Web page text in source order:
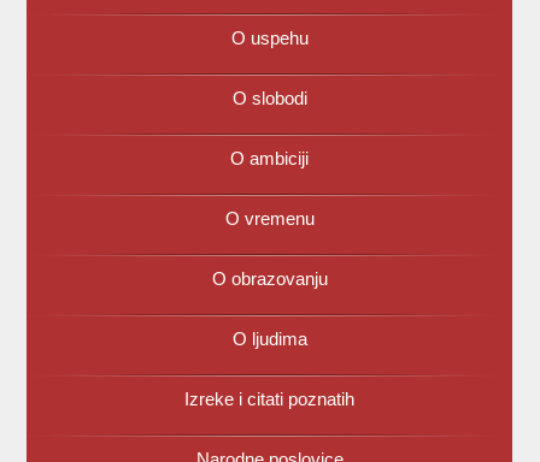
O uspehu
O slobodi
O ambiciji
O vremenu
O obrazovanju
O ljudima
Izreke i citati poznatih